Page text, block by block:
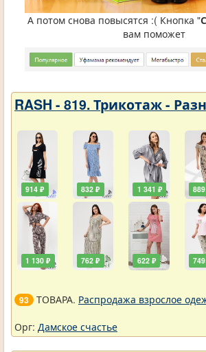
А потом снова повысятся :( Кнопка "
вам поможет
RASH - 819. Трикотаж -
914 ₽
1 130 ₽
832 ₽
762 ₽
1 341 ₽
622 ₽
93 ТОВАРА. Распродажа взрослое
Орг: Дамское счастье